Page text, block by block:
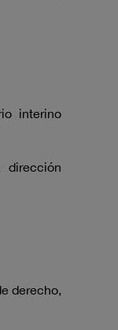
interino
derecho,